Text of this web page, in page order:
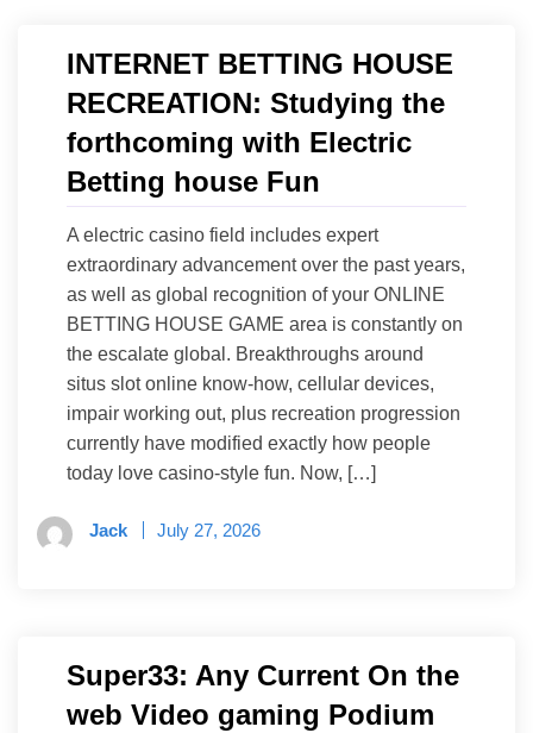
INTERNET BETTING HOUSE
RECREATION: Studying the
forthcoming with Electric
Betting house Fun
A electric casino field includes expert
extraordinary advancement over the past years,
as well as global recognition of your ONLINE
BETTING HOUSE GAME area is constantly on
the escalate global. Breakthroughs around
situs slot online know-how, cellular devices,
impair working out, plus recreation progression
currently have modified exactly how people
today love casino-style fun. Now, […]
Jack July 27, 2026
Super33: Any Current On the
web Video gaming Podium